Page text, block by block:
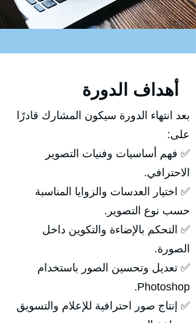
بعد انتهاء الدورة سيكون المشارك قادرًا
على:
✅ فهم أساسيات وفنيات التصوير
الاحترافي.
✅ اختيار العدسات والزوايا المناسبة
حسب نوع التصوير.
✅ التحكم بالإضاءة والتكوين داخل
الصورة.
✅ تعديل وتحسين الصور باستخدام
Photoshop.
✅ إنتاج صور احترافية للإعلام والتسويق